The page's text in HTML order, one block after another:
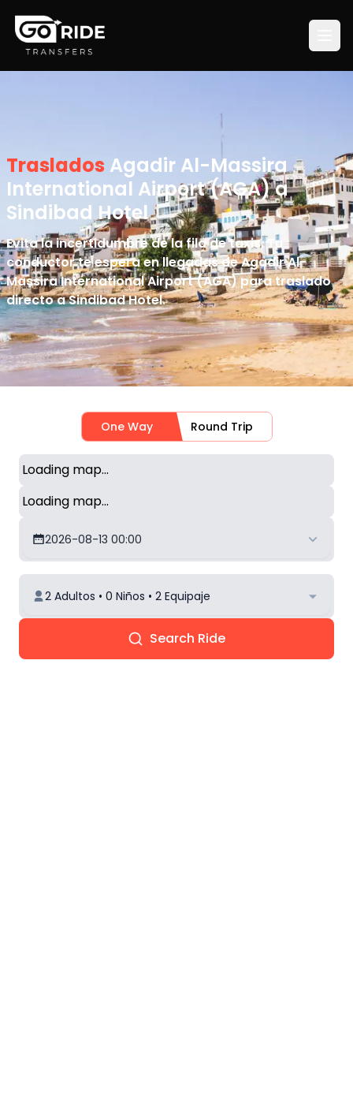
Traslados Agadir Al-Massira
International Airport (AGA) a
Sindibad Hotel
Evita la incertidumbre de la fila de taxis. Tu
conductor te espera en llegadas de Agadir Al-
Massira International Airport (AGA) para traslado
directo a Sindibad Hotel.
One Way Round Trip
Loading map...
Loading map...
2026-08-13 00:00
2 Adultos • 0 Niños • 2 Equipaje
Search Ride